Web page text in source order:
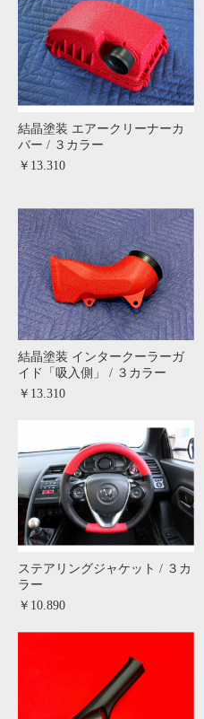
結晶塗装 エアークリーナーカ
バー / ３カラー
￥13.310
結晶塗装 インタークーラーガ
イド「吸入側」 / ３カラー
￥13.310
ステアリングジャケット / ３カ
ラー
￥10.890